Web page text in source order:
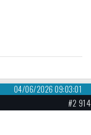
04/06/2026 09:03:01
#2 914